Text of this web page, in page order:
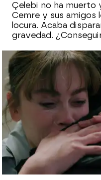
Çelebi no ha muerto
Cemre y sus amigos
locura. Acaba
gravedad.